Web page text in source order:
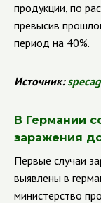
продукции, по
превысив
период на 40%.
Источник:
В Германии
заражения
Первые случаи
выявлены в
министерство